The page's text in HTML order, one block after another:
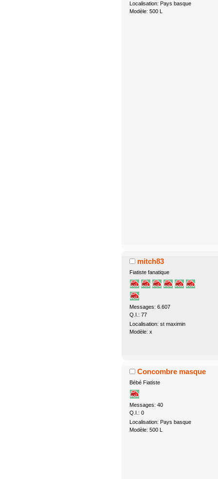
Localisation: Pays basque
Modèle: 500 L
mitch83
Fiatiste fanatique
Messages: 6.607
Q.I.: 77
Localisation: st maximin
Modèle: x
Concombre masque
Bébé Fiatiste
Messages: 40
Q.I.: 0
Localisation: Pays basque
Modèle: 500 L